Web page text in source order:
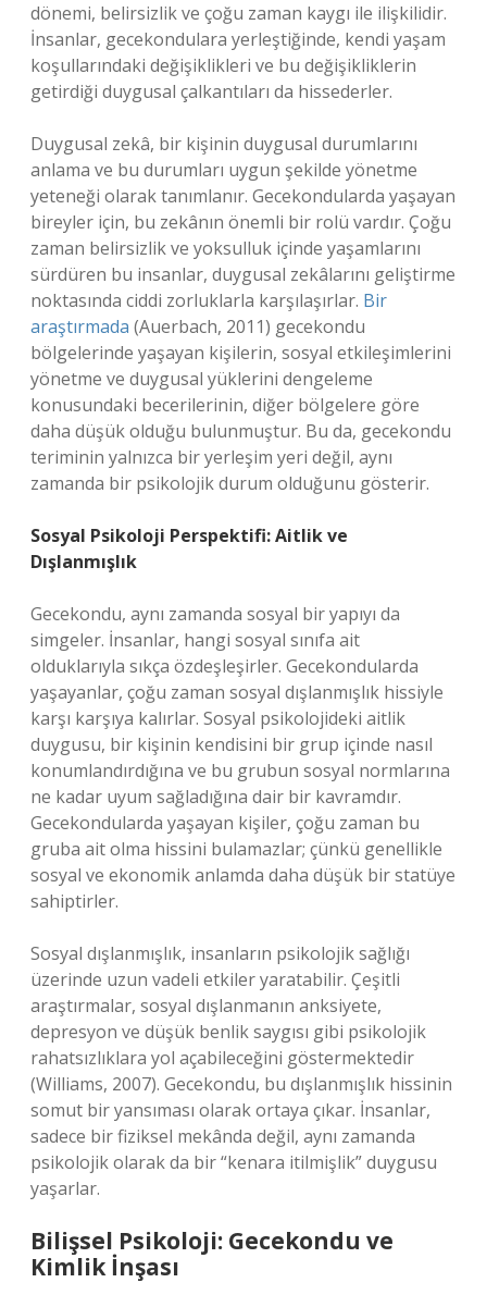
dönemi, belirsizlik ve çoğu zaman kaygı ile ilişkilidir.
İnsanlar, gecekondulara yerleştiğinde, kendi yaşam
koşullarındaki değişiklikleri ve bu değişikliklerin
getirdiği duygusal çalkantıları da hissederler.
Duygusal zekâ, bir kişinin duygusal durumlarını
anlama ve bu durumları uygun şekilde yönetme
yeteneği olarak tanımlanır. Gecekondularda yaşayan
bireyler için, bu zekânın önemli bir rolü vardır. Çoğu
zaman belirsizlik ve yoksulluk içinde yaşamlarını
sürdüren bu insanlar, duygusal zekâlarını geliştirme
noktasında ciddi zorluklarla karşılaşırlar. Bir
araştırmada (Auerbach, 2011) gecekondu
bölgelerinde yaşayan kişilerin, sosyal etkileşimlerini
yönetme ve duygusal yüklerini dengeleme
konusundaki becerilerinin, diğer bölgelere göre
daha düşük olduğu bulunmuştur. Bu da, gecekondu
teriminin yalnızca bir yerleşim yeri değil, aynı
zamanda bir psikolojik durum olduğunu gösterir.
Sosyal Psikoloji Perspektifi: Aitlik ve
Dışlanmışlık
Gecekondu, aynı zamanda sosyal bir yapıyı da
simgeler. İnsanlar, hangi sosyal sınıfa ait
olduklarıyla sıkça özdeşleşirler. Gecekondularda
yaşayanlar, çoğu zaman sosyal dışlanmışlık hissiyle
karşı karşıya kalırlar. Sosyal psikolojideki aitlik
duygusu, bir kişinin kendisini bir grup içinde nasıl
konumlandırdığına ve bu grubun sosyal normlarına
ne kadar uyum sağladığına dair bir kavramdır.
Gecekondularda yaşayan kişiler, çoğu zaman bu
gruba ait olma hissini bulamazlar; çünkü genellikle
sosyal ve ekonomik anlamda daha düşük bir statüye
sahiptirler.
Sosyal dışlanmışlık, insanların psikolojik sağlığı
üzerinde uzun vadeli etkiler yaratabilir. Çeşitli
araştırmalar, sosyal dışlanmanın anksiyete,
depresyon ve düşük benlik saygısı gibi psikolojik
rahatsızlıklara yol açabileceğini göstermektedir
(Williams, 2007). Gecekondu, bu dışlanmışlık hissinin
somut bir yansıması olarak ortaya çıkar. İnsanlar,
sadece bir fiziksel mekânda değil, aynı zamanda
psikolojik olarak da bir “kenara itilmişlik” duygusu
yaşarlar.
Bilişsel Psikoloji: Gecekondu ve
Kimlik İnşası